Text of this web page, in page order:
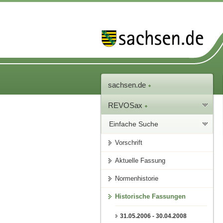
sachsen.de
REVOSax
Einfache Suche
Vorschrift
Aktuelle Fassung
Normenhistorie
Historische Fassungen
31.05.2006 - 30.04.2008